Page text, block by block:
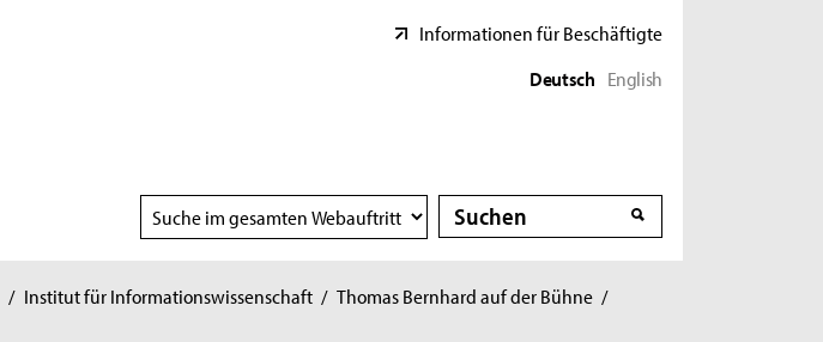
Informationen für Beschäftigte
Deutsch English
Suchbereich
wählen
Suche
Suche
/ Institut für Informationswissenschaft / Thomas Bernhard auf der Bühne /